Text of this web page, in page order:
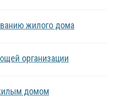
жилого дома
организации
домом